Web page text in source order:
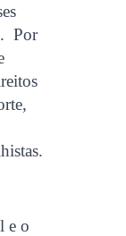
Por
e o